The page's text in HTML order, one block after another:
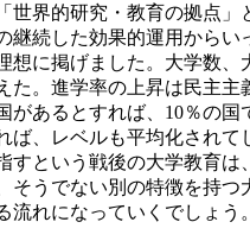
世界的研究・教育の拠点
継続した効果的運用からい
に掲げました。大学数、
た。進学率の上昇は民主
があるとすれば、10％の
ば、レベルも平均化され
という戦後の大学教育は
そうでない別の特徴を持
れになっていくでしょう。